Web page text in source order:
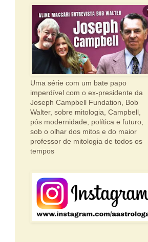
Uma série com um bate papo
imperdível com o ex-presidente da
Joseph Campbell Fundation, Bob
Walter, sobre mitologia, Campbell,
pós modernidade, política e futuro,
sob o olhar dos mitos e do maior
professor de mitologia de todos os
tempos